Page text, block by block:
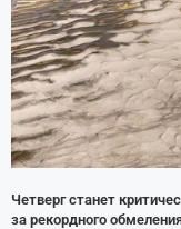
Четверг станет
за рекордного